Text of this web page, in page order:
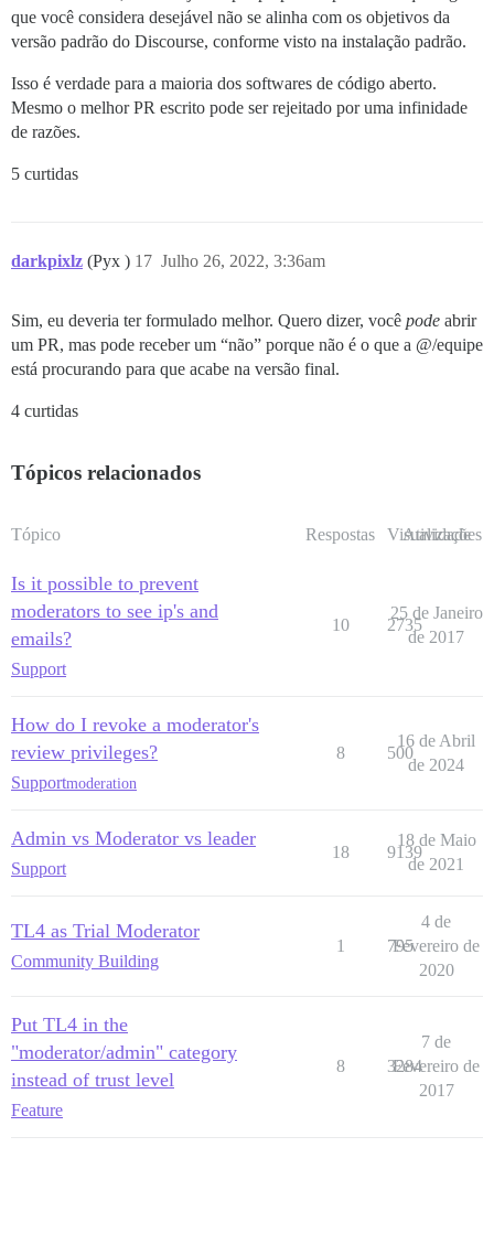
que você considera desejável não se alinha com os objetivos da
versão padrão do Discourse, conforme visto na instalação padrão.
Isso é verdade para a maioria dos softwares de código aberto.
Mesmo o melhor PR escrito pode ser rejeitado por uma infinidade
de razões.
5 curtidas
darkpixlz (Pyx ) Julho 26, 2022, 3:36am
17
Sim, eu deveria ter formulado melhor. Quero dizer, você pode abrir
um PR, mas pode receber um “não” porque não é o que a @/equipe
está procurando para que acabe na versão final.
4 curtidas
Tópicos relacionados
Tópico Respostas Visualizações
Atividade
Is it possible to prevent
moderators to see ip's and
emails?
Support
10 2735
25 de Janeiro
de 2017
How do I revoke a moderator's
review privileges?
Supportmoderation
8 500
16 de Abril
de 2024
Admin vs Moderator vs leader
Support
18 9139
18 de Maio
de 2021
TL4 as Trial Moderator
Community Building
1 795
4 de
Fevereiro de
2020
Put TL4 in the
"moderator/admin" category
instead of trust level
Feature
8 3284
7 de
Fevereiro de
2017